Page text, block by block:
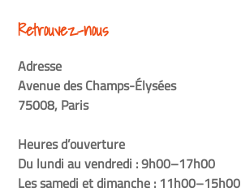
Retrouvez-nous
Adresse
Avenue des Champs-Élysées
75008, Paris
Heures d’ouverture
Du lundi au vendredi : 9h00–17h00
Les samedi et dimanche : 11h00–15h00